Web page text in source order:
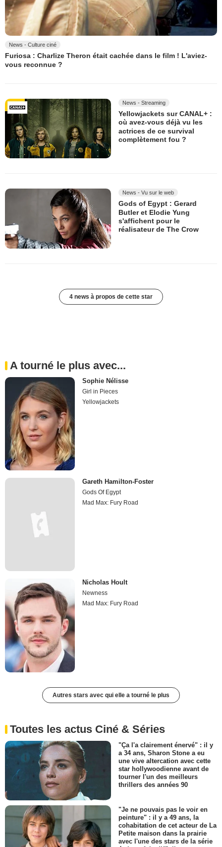
News - Culture ciné
Furiosa : Charlize Theron était cachée dans le film ! L'aviez-
vous reconnue ?
News - Streaming
Yellowjackets sur CANAL+ :
où avez-vous déjà vu les
actrices de ce survival
complètement fou ?
News - Vu sur le web
Gods of Egypt : Gerard
Butler et Elodie Yung
s'affichent pour le
réalisateur de The Crow
4 news à propos de cette star
A tourné le plus avec...
Sophie Nélisse
Girl in Pieces
Yellowjackets
Gareth Hamilton-Foster
Gods Of Egypt
Mad Max: Fury Road
Nicholas Hoult
Newness
Mad Max: Fury Road
Autres stars avec qui elle a tourné le plus
Toutes les actus Ciné & Séries
"Ça l'a clairement énervé" : il y
a 34 ans, Sharon Stone a eu
une vive altercation avec cette
star hollywoodienne avant de
tourner l'un des meilleurs
thrillers des années 90
"Je ne pouvais pas le voir en
peinture" : il y a 49 ans, la
cohabitation de cet acteur de La
Petite maison dans la prairie
avec l'une des stars de la série